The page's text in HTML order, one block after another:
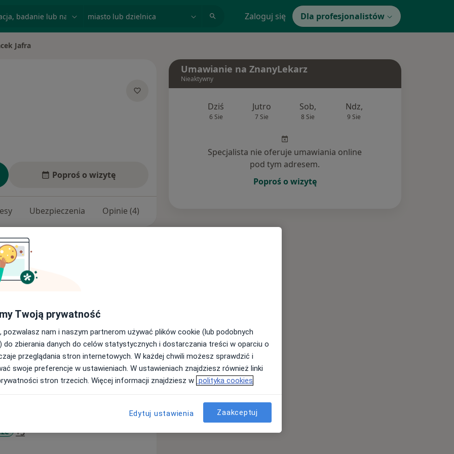
Zaloguj się Dla profesjonalistów
Jafra
Poproś o wizytę
Ubezpieczenia Opinie (4)
hipertensjolog.
diagnostyka nadciśnienia
nadciśnieniem, leczenie
zabiegów
stymulatorów i
+3a11y_sr_more_diseases
Umawianie na ZnanyLekarz
Nieaktywny
Dziś
6 Sie
Jutro
7 Sie
Sob,
8 Sie
Ndz,
9 Sie
Specjalista nie oferuje umawiania online
pod tym adresem.
Poproś o wizytę
Twoją prywatność
pozwalasz nam i naszym partnerom używać plików cookie (lub podobnych
do zbierania danych do celów statystycznych i dostarczania treści w oparciu o
przeglądania stron internetowych. W każdej chwili możesz sprawdzić i
swoje preferencje w ustawieniach. W ustawieniach znajdziesz również linki
stron trzecich. Więcej informacji znajdziesz w polityka cookies
Edytuj ustawienia Zaakceptuj